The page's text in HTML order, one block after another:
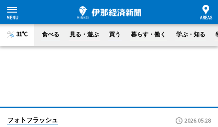
31°C 食べる 見る・遊ぶ 買う 暮らす・働く 学ぶ・知る
フォトフラッシュ 2026.05.28